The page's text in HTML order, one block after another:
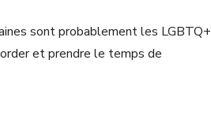
sont probablement les LGBTQ+
et prendre le temps de